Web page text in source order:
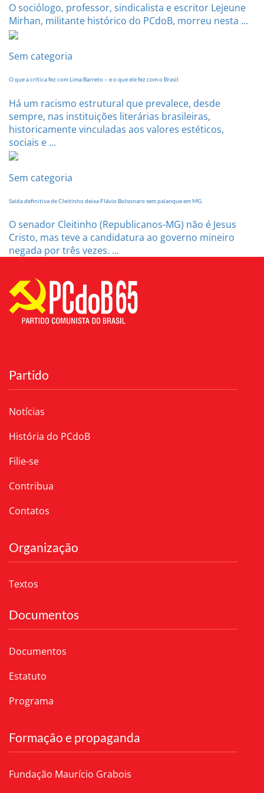
O sociólogo, professor, sindicalista e escritor Lejeune
Mirhan, militante histórico do PCdoB, morreu nesta ...
Sem categoria
O que a crítica fez com Lima Barreto – e o que ele fez com o Brasil
Há um racismo estrutural que prevalece, desde
sempre, nas instituições literárias brasileiras,
historicamente vinculadas aos valores estéticos,
sociais e ...
Sem categoria
Saída definitiva de Cleitinho deixa Flávio Bolsonaro sem palanque em MG
O senador Cleitinho (Republicanos-MG) não é Jesus
Cristo, mas teve a candidatura ao governo mineiro
negada por três vezes. ...
Partido
Notícias
História do PCdoB
Filie-se
Contribua
Contatos
Organização
Textos
Documentos
Documentos
Estatuto
Programa
Formação e propaganda
Fundação Maurício Grabois